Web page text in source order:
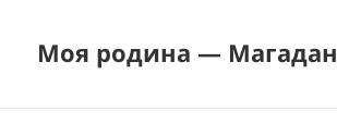
Моя родина — Магадан